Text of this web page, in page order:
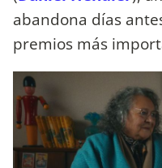
abandona días
premios más